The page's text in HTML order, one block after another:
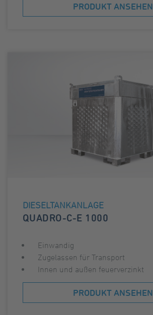
PRODUKT ANSEHEN
DIESELTANKANLAGE
QUADRO-C-E 1000
Einwandig
Zugelassen für Transport
Innen und außen feuerverzinkt
PRODUKT ANSEHEN